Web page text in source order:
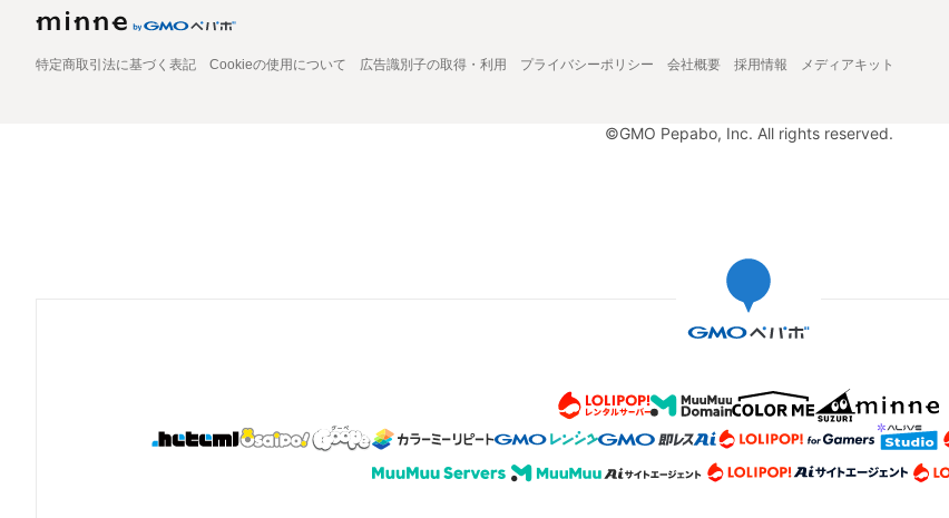
特定商取引法に基づく表記 Cookieの使用について 広告識別子の取得・利用 プライバシーポリシー 会社概要 採用情報 メディアキット
©GMO Pepabo, Inc. All rights reserved.